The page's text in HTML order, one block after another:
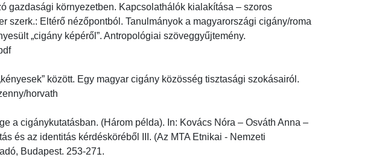
gazdasági környezetben. Kapcsolathálók kialakítása – szoros
szerk.: Eltérő nézőpontból. Tanulmányok a magyarországi cigány/roma
„cigány képéről”. Antropológiai szöveggyűjtemény.
között. Egy magyar cigány közösség tisztasági szokásairól.
horvath
a cigánykutatásban. (Három példa). In: Kovács Nóra – Osváth Anna –
és az identitás kérdésköréből III. (Az MTA Etnikai - Nemzeti
Budapest. 253-271.